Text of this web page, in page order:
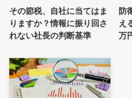
その節税、自社に当てはま
りますか？情報に振り回さ
れない社長の判断基準
防
え
万